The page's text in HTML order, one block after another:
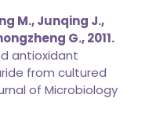
M., Junqing J.,
G., 2011.
antioxidant
from cultured
of Microbiology